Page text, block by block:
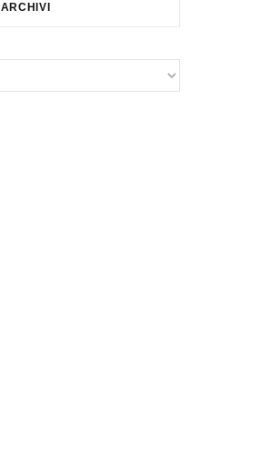
ARCHIVI